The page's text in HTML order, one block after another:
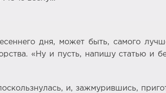
дня, может быть, самого
«Ну и пусть, напишу статью и
и, зажмурившись,